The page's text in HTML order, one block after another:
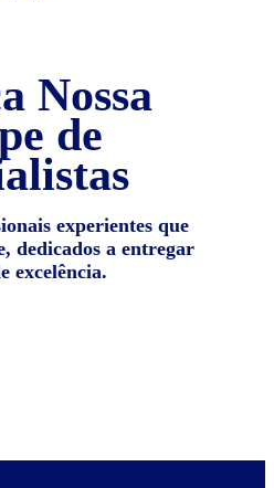
Nossa
de
experientes que
dedicados a entregar
excelência.